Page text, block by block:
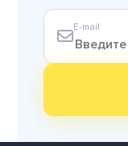
E-mail